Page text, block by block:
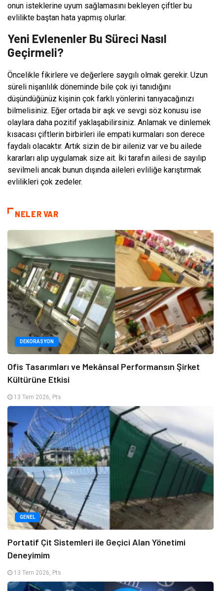
onun isteklerine uyum sağlamasını bekleyen çiftler bu
evlilikte baştan hata yapmış olurlar.
Yeni Evlenenler Bu Süreci Nasıl
Geçirmeli?
Öncelikle fikirlere ve değerlere saygılı olmak gerekir. Uzun
süreli nişanlılık döneminde bile çok iyi tanıdığını
düşündüğünüz kişinin çok farklı yönlerini tanıyacağınızı
bilmelisiniz. Eğer ortada bir aşk ve sevgi söz konusu ise
olaylara daha pozitif yaklaşabilirsiniz. Anlamak ve dinlemek
kısacası çiftlerin birbirleri ile empati kurmaları son derece
faydalı olacaktır. Artık sizin de bir aileniz var ve bu ailede
kararları alıp uygulamak size ait. İki tarafın ailesi de sayılıp
sevilmeli ancak bunun dışında aileleri evliliğe karıştırmak
evlilikleri çok zedeler.
NELER VAR
DEKORASYON
Ofis Tasarımları ve Mekânsal Performansın Şirket
Kültürüne Etkisi
13 Tem 2026, Pts
GENEL
Portatif Çit Sistemleri ile Geçici Alan Yönetimi
Deneyimim
13 Tem 2026, Pts